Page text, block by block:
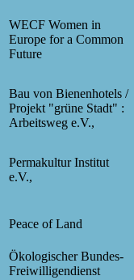
WECF Women in
Europe for a Common
Future
Bau von Bienenhotels /
Projekt "grüne Stadt" :
Arbeitsweg e.V.,
Permakultur Institut
e.V.,
Peace of Land
Ökologischer Bundes-
Freiwilligendienst